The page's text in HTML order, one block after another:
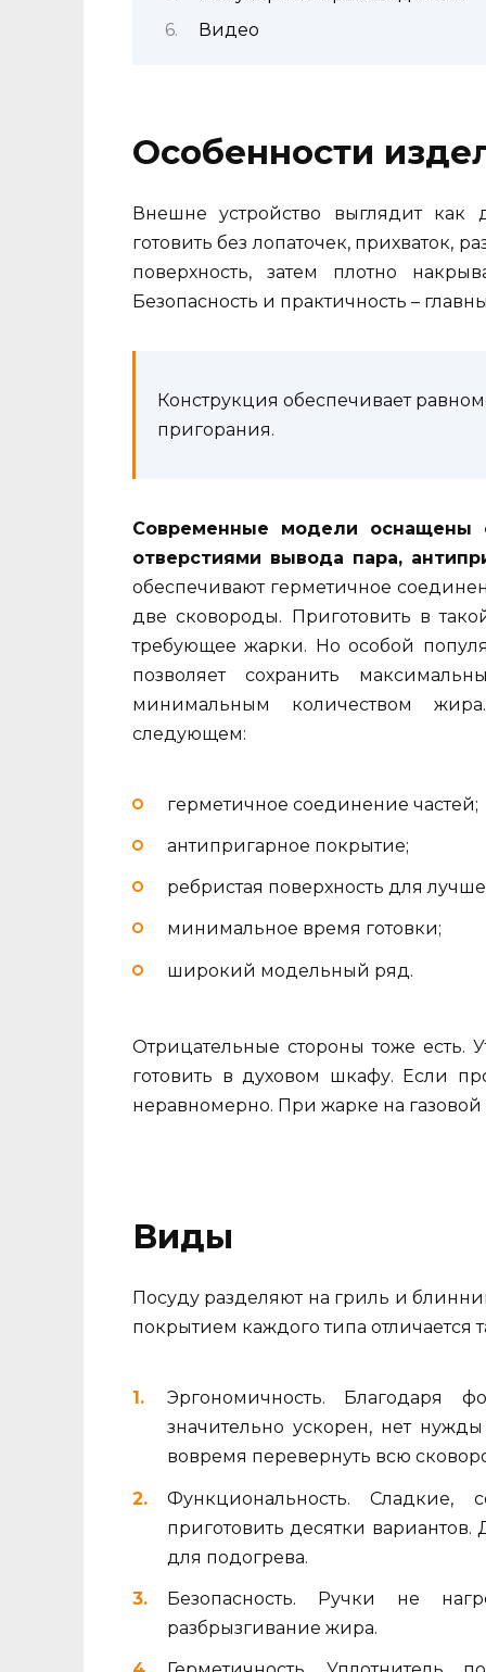
Видео
Особенности
Внешне устройство выглядит как
готовить без лопаточек, прихваток,
поверхность, затем плотно
Безопасность и практичность –
Конструкция обеспечивает
пригорания.
Современные модели оснащены
отверстиями вывода пара,
обеспечивают герметичное
две сковороды. Приготовить в
требующее жарки. Но особой
позволяет сохранить
минимальным количеством
следующем:
герметичное соединение частей;
антипригарное покрытие;
ребристая поверхность для
минимальное время готовки;
широкий модельный ряд.
Отрицательные стороны тоже есть.
готовить в духовом шкафу. Если
неравномерно. При жарке на газовой
Виды
Посуду разделяют на гриль и
покрытием каждого типа отличается
Эргономичность. Благодаря
значительно ускорен, нет
вовремя перевернуть всю
Функциональность.
приготовить десятки вариантов.
для подогрева.
Безопасность. Ручки не
разбрызгивание жира.